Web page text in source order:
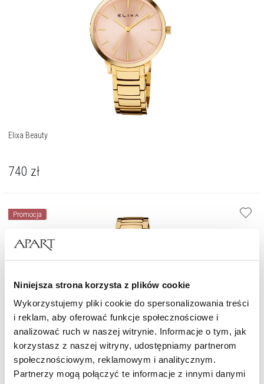
Niniejsza strona korzysta z plików cookie
Wykorzystujemy pliki cookie do spersonalizowania treści
i reklam, aby oferować funkcje społecznościowe i
analizować ruch w naszej witrynie. Informacje o tym, jak
korzystasz z naszej witryny, udostępniamy partnerom
społecznościowym, reklamowym i analitycznym.
Partnerzy mogą połączyć te informacje z innymi danymi
Elixa Beauty
740 zł
Promocja